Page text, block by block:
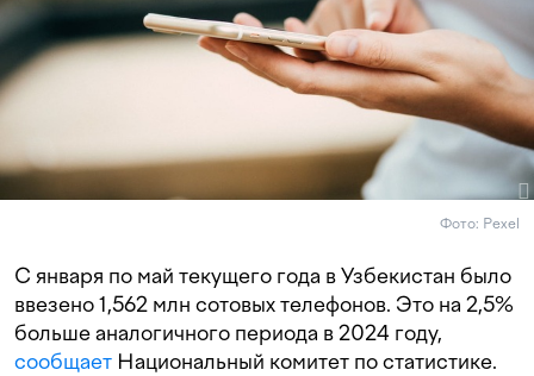
Фото: Pexel
С января по май текущего года в Узбекистан было
ввезено 1,562 млн сотовых телефонов. Это на 2,5%
больше аналогичного периода в 2024 году,
сообщает Национальный комитет по статистике.